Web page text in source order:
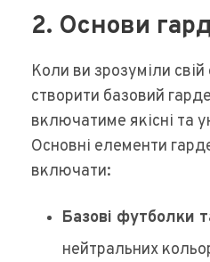
2. Основи
Коли ви зрозуміли
створити базовий
включатиме якісні та
Основні елементи
включати:
Базові футболки
нейтральних